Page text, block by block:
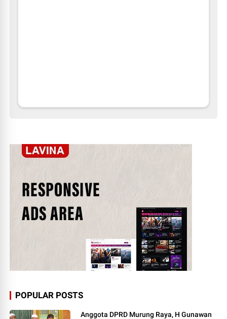
POPULAR POSTS
Anggota DPRD Murung Raya, H Gunawan